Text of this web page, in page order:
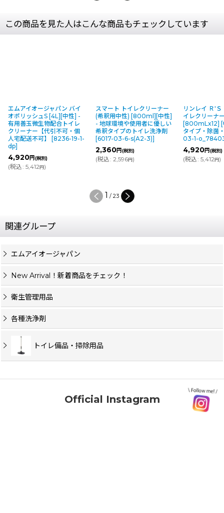
この商品を見た人はこんな商品もチェックしています
エムアイオージャパン バイ
オポリッシュS [4L][中性] -
有用善玉微生物配合トイレ
クリーナー【代引不可・個
人宅配送不可】
[8236-19-1-
dp]
4,920円(税別)
(税込: 5,412円)
スマート トイレクリーナー
(希釈用中性) [800ml][中性]
- 地球環境や使用者に優しい
希釈タイプのトイレ洗浄剤
[6017-03-6-s(A2-3)]
2,360円(税別)
(税込: 2,596円)
リンレイ Ｒ'
イレクリーナ
[800mLx12] [
タイプ・除菌
03-1-
4,920円(税別)
(税込: 5,412円)
1 / 23
関連グループ
エムアイオージャパン
New Arrival！新着商品をチェック！
衛生管理用品
各種洗浄剤
トイレ備品・掃除用品
Official Instagram